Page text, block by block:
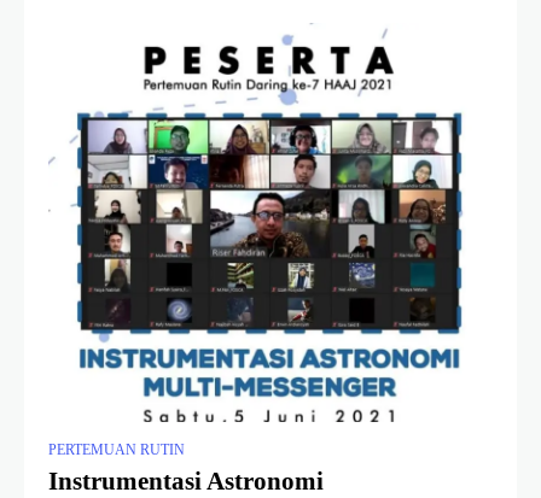
PERTEMUAN RUTIN
Instrumentasi Astronomi